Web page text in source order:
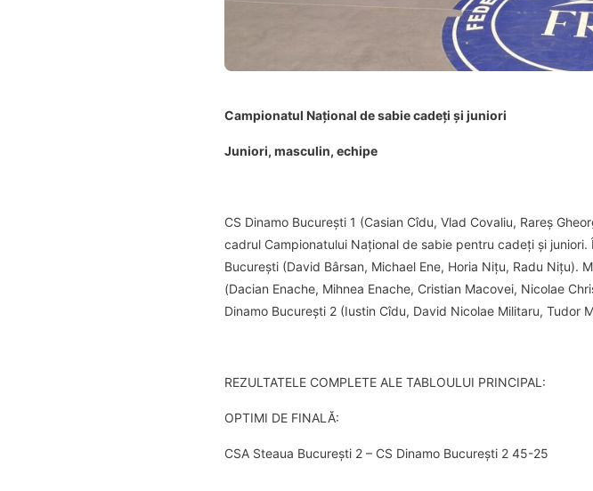
Campionatul Național de sabie cadeți și juniori
Juniori, masculin, echipe
CS Dinamo București 1 (Casian Cîdu, Vlad Covaliu, Rareș
cadrul Campionatului Național de sabie pentru cadeți și
București (David Bârsan, Michael Ene, Horia Nițu, Radu Nițu).
(Dacian Enache, Mihnea Enache, Cristian Macovei, Nicolae
Dinamo București 2 (Iustin Cîdu, David Nicolae Militaru, Tudor
REZULTATELE COMPLETE ALE TABLOULUI PRINCIPAL:
OPTIMI DE FINALĂ:
CSA Steaua București 2 – CS Dinamo București 2 45-25